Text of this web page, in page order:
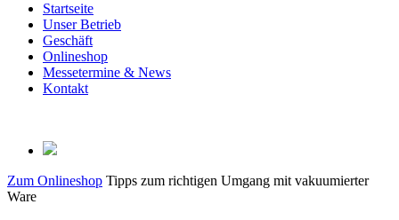
Startseite
Unser Betrieb
Geschäft
Onlineshop
Messetermine & News
Kontakt
Zum Onlineshop Tipps zum richtigen Umgang mit vakuumierter
Ware